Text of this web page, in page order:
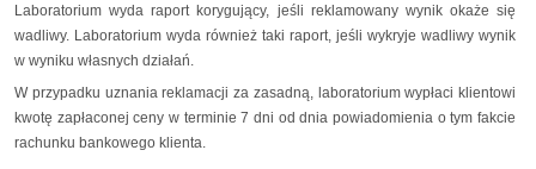
Laboratorium wyda raport korygujący, jeśli reklamowany wynik okaże się
wadliwy. Laboratorium wyda również taki raport, jeśli wykryje wadliwy wynik
w wyniku własnych działań.
W przypadku uznania reklamacji za zasadną, laboratorium wypłaci klientowi
kwotę zapłaconej ceny w terminie 7 dni od dnia powiadomienia o tym fakcie
rachunku bankowego klienta.